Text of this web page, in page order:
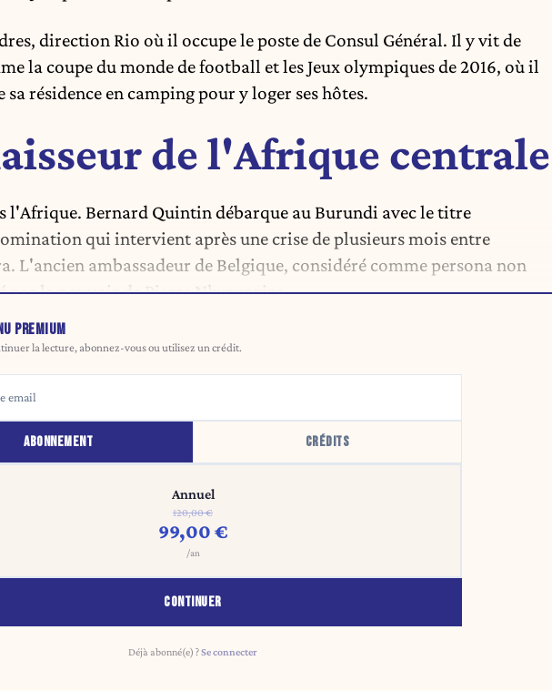
direction Rio où il occupe le poste de Consul Général. Il y vit de
la coupe du monde de football et les Jeux olympiques de 2016, où il
résidence en camping pour y loger ses hôtes.
de l'Afrique centrale
l'Afrique. Bernard Quintin débarque au Burundi avec le titre
qui intervient après une crise de plusieurs mois entre
L'ancien ambassadeur de Belgique, considéré comme persona non
par le pouvoir de Pierre Nkurunziza.
PREMIUM
la lecture, abonnez-vous ou utilisez un crédit.
ABONNEMENT CRÉDITS
Annuel
120,00 €
99,00 €
/an
CONTINUER
Déjà abonné(e) ?Se connecter